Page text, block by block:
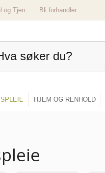
og Tjen
Bli forhandler
HJEM OG RENHOLD